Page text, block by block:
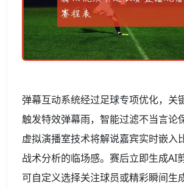
弹幕互动系统经过足球专项优化，关
触发特效弹幕雨，智能过滤不当言论
虚拟演播室技术将解说嘉宾实时嵌入
战术分析的临场感。赛后立即生成AI
可自定义选择关注球员或精彩瞬间生